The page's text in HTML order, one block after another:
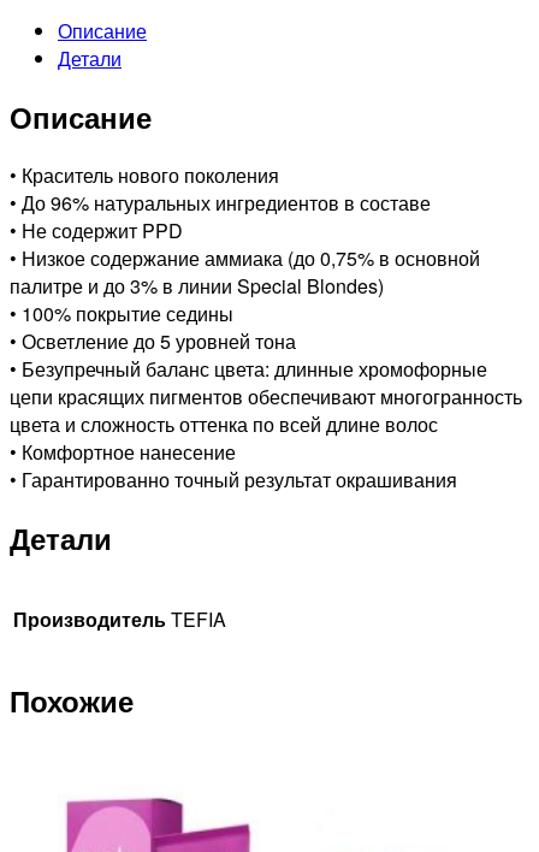
MYPOINT
КРЕМ-
ДЛЯ
ВОЛОС
ЭКСТРА
СВЕТЛЫЙ
БЛОНДИН
КОРИЧНЕВО-
ФИОЛЕТОВЫЙ,
60мл
Описание
Детали
Описание
• Краситель нового поколения
• До 96% натуральных ингредиентов в составе
• Не содержит PPD
• Низкое содержание аммиака (до 0,75% в основной
палитре и до 3% в линии Special Blondes)
• 100% покрытие седины
• Осветление до 5 уровней тона
• Безупречный баланс цвета: длинные хромофорные
цепи красящих пигментов обеспечивают многогранность
цвета и сложность оттенка по всей длине волос
• Комфортное нанесение
• Гарантированно точный результат окрашивания
Детали
ПроизводительTEFIA
Похожие